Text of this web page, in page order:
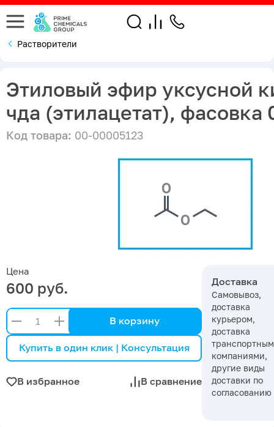
Растворители
Этиловый эфир уксусной
чда (этилацетат), фасовка
Код товара: 00-00005123
Цена
600 руб.
В корзину
Купить в один клик | Консультация
В избранное В сравнение
Доставка
Самовывоз,
доставка
курьером,
доставка
компаниями,
другие виды
доставки по
согласованию